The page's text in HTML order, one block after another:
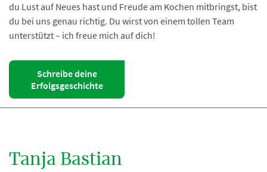
du Lust auf Neues hast und Freude am Kochen mitbringst, bist
du bei uns genau richtig. Du wirst von einem tollen Team
unterstützt – ich freue mich auf dich!
Schreibe deine
Erfolgsgeschichte
Tanja Bastian